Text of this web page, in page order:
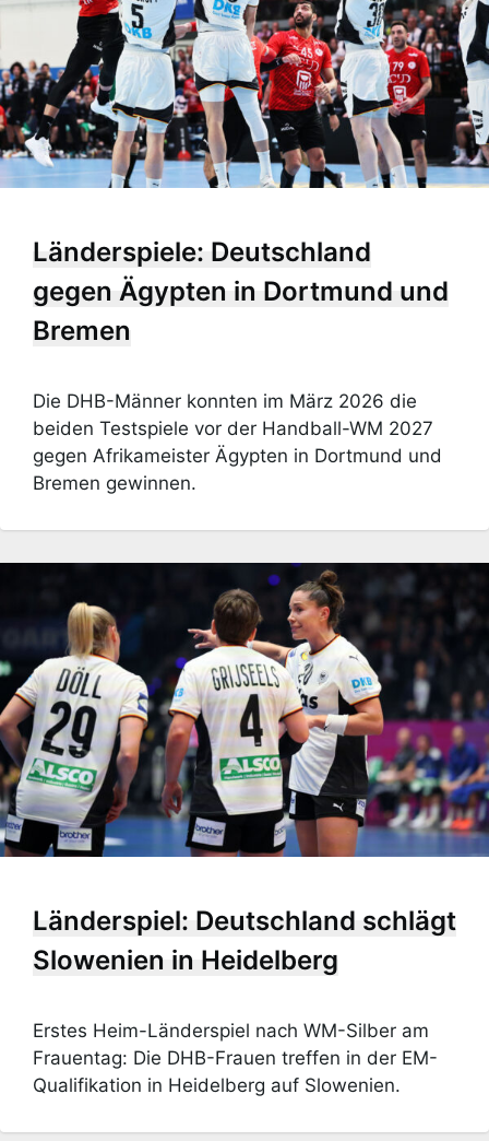
Länderspiele: Deutschland
gegen Ägypten in Dortmund und
Bremen
Die DHB-Männer konnten im März 2026 die
beiden Testspiele vor der Handball-WM 2027
gegen Afrikameister Ägypten in Dortmund und
Bremen gewinnen.
Länderspiel: Deutschland schlägt
Slowenien in Heidelberg
Erstes Heim-Länderspiel nach WM-Silber am
Frauentag: Die DHB-Frauen treffen in der EM-
Qualifikation in Heidelberg auf Slowenien.